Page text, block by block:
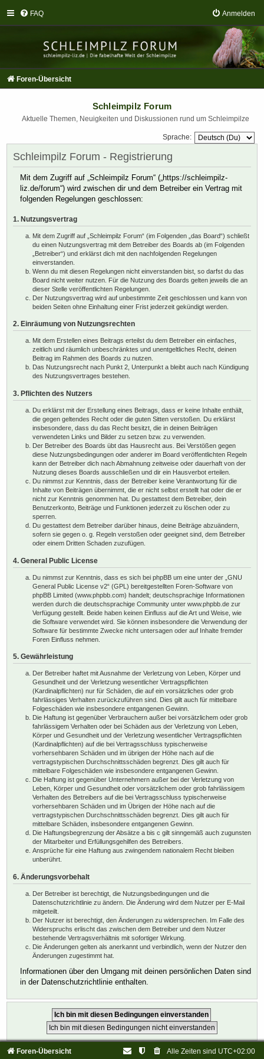
FAQ Anmelden
Foren-Übersicht
Schleimpilz Forum
Aktuelle Themen, Neuigkeiten und Diskussionen rund um Schleimpilze
Sprache:
Schleimpilz Forum - Registrierung
Mit dem Zugriff auf „Schleimpilz Forum“ („https://schleimpilz-
liz.de/forum“) wird zwischen dir und dem Betreiber ein Vertrag mit
folgenden Regelungen geschlossen:
1. Nutzungsvertrag
Mit dem Zugriff auf „Schleimpilz Forum“ (im Folgenden „das Board“) schließt
du einen Nutzungsvertrag mit dem Betreiber des Boards ab (im Folgenden
„Betreiber“) und erklärst dich mit den nachfolgenden Regelungen
einverstanden.
Wenn du mit diesen Regelungen nicht einverstanden bist, so darfst du das
Board nicht weiter nutzen. Für die Nutzung des Boards gelten jeweils die an
dieser Stelle veröffentlichten Regelungen.
Der Nutzungsvertrag wird auf unbestimmte Zeit geschlossen und kann von
beiden Seiten ohne Einhaltung einer Frist jederzeit gekündigt werden.
2. Einräumung von Nutzungsrechten
Mit dem Erstellen eines Beitrags erteilst du dem Betreiber ein einfaches,
zeitlich und räumlich unbeschränktes und unentgeltliches Recht, deinen
Beitrag im Rahmen des Boards zu nutzen.
Das Nutzungsrecht nach Punkt 2, Unterpunkt a bleibt auch nach Kündigung
des Nutzungsvertrages bestehen.
3. Pflichten des Nutzers
Du erklärst mit der Erstellung eines Beitrags, dass er keine Inhalte enthält,
die gegen geltendes Recht oder die guten Sitten verstoßen. Du erklärst
insbesondere, dass du das Recht besitzt, die in deinen Beiträgen
verwendeten Links und Bilder zu setzen bzw. zu verwenden.
Der Betreiber des Boards übt das Hausrecht aus. Bei Verstößen gegen
diese Nutzungsbedingungen oder anderer im Board veröffentlichten Regeln
kann der Betreiber dich nach Abmahnung zeitweise oder dauerhaft von der
Nutzung dieses Boards ausschließen und dir ein Hausverbot erteilen.
Du nimmst zur Kenntnis, dass der Betreiber keine Verantwortung für die
Inhalte von Beiträgen übernimmt, die er nicht selbst erstellt hat oder die er
nicht zur Kenntnis genommen hat. Du gestattest dem Betreiber, dein
Benutzerkonto, Beiträge und Funktionen jederzeit zu löschen oder zu
sperren.
Du gestattest dem Betreiber darüber hinaus, deine Beiträge abzuändern,
sofern sie gegen o. g. Regeln verstoßen oder geeignet sind, dem Betreiber
oder einem Dritten Schaden zuzufügen.
4. General Public License
Du nimmst zur Kenntnis, dass es sich bei phpBB um eine unter der „ GNU
General Public License v2“ (GPL) bereitgestellten Foren-Software von
phpBB Limited (www.phpbb.com) handelt; deutschsprachige Informationen
werden durch die deutschsprachige Community unter www.phpbb.de zur
Verfügung gestellt. Beide haben keinen Einfluss auf die Art und Weise, wie
die Software verwendet wird. Sie können insbesondere die Verwendung der
Software für bestimmte Zwecke nicht untersagen oder auf Inhalte fremder
Foren Einfluss nehmen.
5. Gewährleistung
Der Betreiber haftet mit Ausnahme der Verletzung von Leben, Körper und
Gesundheit und der Verletzung wesentlicher Vertragspflichten
(Kardinalpflichten) nur für Schäden, die auf ein vorsätzliches oder grob
fahrlässiges Verhalten zurückzuführen sind. Dies gilt auch für mittelbare
Folgeschäden wie insbesondere entgangenen Gewinn.
Die Haftung ist gegenüber Verbrauchern außer bei vorsätzlichem oder grob
fahrlässigem Verhalten oder bei Schäden aus der Verletzung von Leben,
Körper und Gesundheit und der Verletzung wesentlicher Vertragspflichten
(Kardinalpflichten) auf die bei Vertragsschluss typischerweise
vorhersehbaren Schäden und im übrigen der Höhe nach auf die
vertragstypischen Durchschnittsschäden begrenzt. Dies gilt auch für
mittelbare Folgeschäden wie insbesondere entgangenen Gewinn.
Die Haftung ist gegenüber Unternehmern außer bei der Verletzung von
Leben, Körper und Gesundheit oder vorsätzlichem oder grob fahrlässigem
Verhalten des Betreibers auf die bei Vertragsschluss typischerweise
vorhersehbaren Schäden und im Übrigen der Höhe nach auf die
vertragstypischen Durchschnittsschäden begrenzt. Dies gilt auch für
mittelbare Schäden, insbesondere entgangenen Gewinn.
Die Haftungsbegrenzung der Absätze a bis c gilt sinngemäß auch zugunsten
der Mitarbeiter und Erfüllungsgehilfen des Betreibers.
Ansprüche für eine Haftung aus zwingendem nationalem Recht bleiben
unberührt.
6. Änderungsvorbehalt
Der Betreiber ist berechtigt, die Nutzungsbedingungen und die
Datenschutzrichtlinie zu ändern. Die Änderung wird dem Nutzer per E-Mail
mitgeteilt.
Der Nutzer ist berechtigt, den Änderungen zu widersprechen. Im Falle des
Widerspruchs erlischt das zwischen dem Betreiber und dem Nutzer
bestehende Vertragsverhältnis mit sofortiger Wirkung.
Die Änderungen gelten als anerkannt und verbindlich, wenn der Nutzer den
Änderungen zugestimmt hat.
Informationen über den Umgang mit deinen persönlichen Daten sind
in der Datenschutzrichtlinie enthalten.
Foren-Übersicht Alle Zeiten sind UTC+02:00